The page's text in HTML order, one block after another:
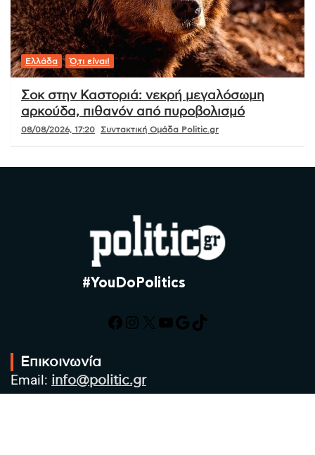
Ελλάδα Ό,τι είναι!
Σοκ στην Καστοριά: νεκρή μεγαλόσωμη
αρκούδα, πιθανόν από πυροβολισμό
08/08/2026, 17:20 Συντακτική Ομάδα Politic.gr
#YouDoPolitics
Facebook
Instagram
X YouTube
Google
TikTok
Επικοινωνία
Email: info@politic.gr
Τηλ: